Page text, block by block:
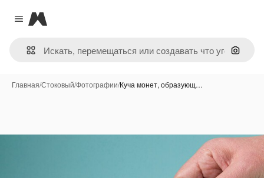
Close menu
Magnific
Поиск
Главная/Стоковый/Фотографии/Куча монет, образующ…